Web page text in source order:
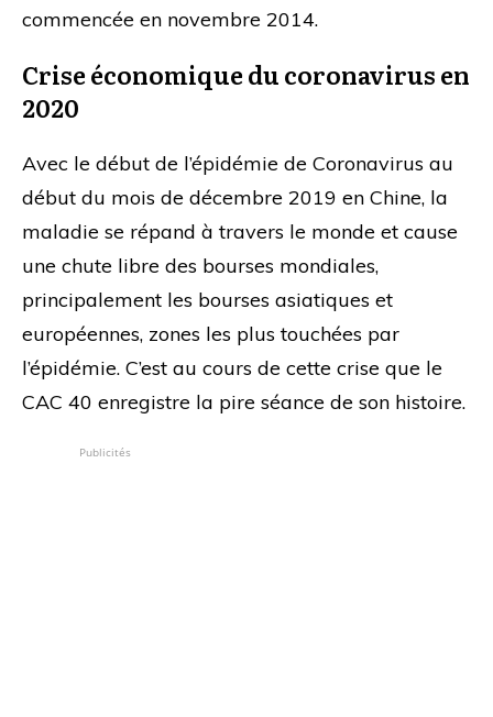
commencée en novembre 2014.
Crise économique du coronavirus en
2020
Avec le début de l’épidémie de Coronavirus au
début du mois de décembre 2019 en Chine, la
maladie se répand à travers le monde et cause
une chute libre des bourses mondiales,
principalement les bourses asiatiques et
européennes, zones les plus touchées par
l’épidémie. C’est au cours de cette crise que le
CAC 40 enregistre la pire séance de son histoire.
Publicités